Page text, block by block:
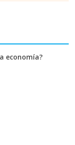
economía?